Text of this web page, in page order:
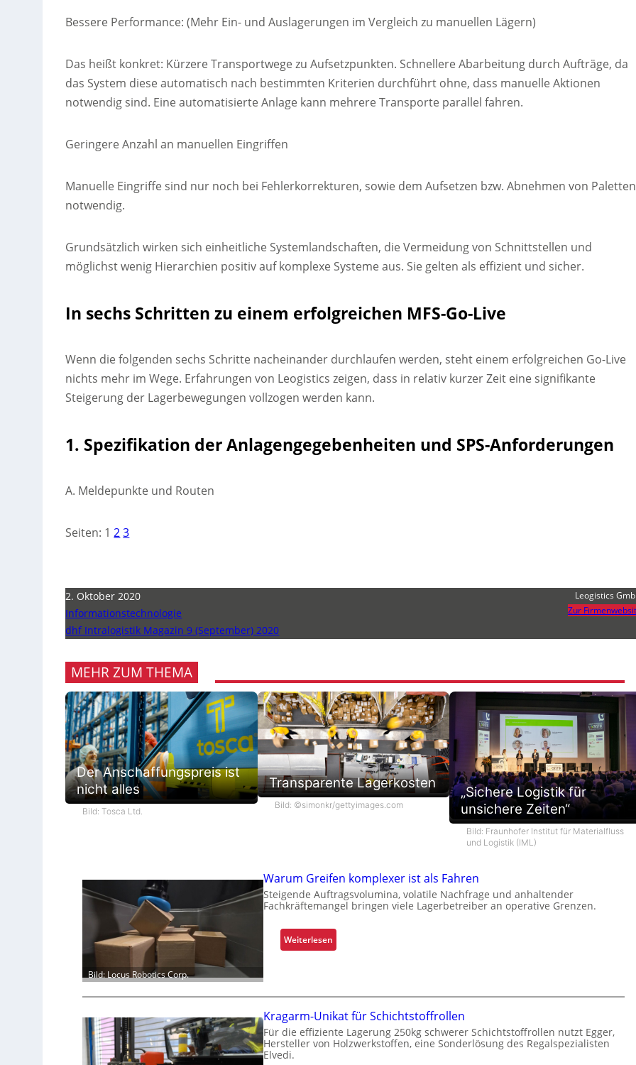
Bessere Performance: (Mehr Ein- und Auslagerungen im Vergleich zu manuellen Lägern)
Das heißt konkret: Kürzere Transportwege zu Aufsetzpunkten. Schnellere Abarbeitung durch Aufträge, da
das System diese automatisch nach bestimmten Kriterien durchführt ohne, dass manuelle Aktionen
notwendig sind. Eine automatisierte Anlage kann mehrere Transporte parallel fahren.
Geringere Anzahl an manuellen Eingriffen
Manuelle Eingriffe sind nur noch bei Fehlerkorrekturen, sowie dem Aufsetzen bzw. Abnehmen von Paletten
notwendig.
Grundsätzlich wirken sich einheitliche Systemlandschaften, die Vermeidung von Schnittstellen und
möglichst wenig Hierarchien positiv auf komplexe Systeme aus. Sie gelten als effizient und sicher.
In sechs Schritten zu einem erfolgreichen MFS-Go-Live
Wenn die folgenden sechs Schritte nacheinander durchlaufen werden, steht einem erfolgreichen Go-Live
nichts mehr im Wege. Erfahrungen von Leogistics zeigen, dass in relativ kurzer Zeit eine signifikante
Steigerung der Lagerbewegungen vollzogen werden kann.
1. Spezifikation der Anlagengegebenheiten und SPS-Anforderungen
A. Meldepunkte und Routen
Seiten: 1 23
2. Oktober 2020
Informationstechnologie
dhf Intralogistik Magazin 9 (September) 2020
Leogistics
Zur
MEHR ZUM THEMA
Der Anschaffungspreis ist
nicht alles
Bild: Tosca Ltd.
Transparente Lagerkosten
Bild: ©simonkr/gettyimages.com
„Sichere Logistik für
unsichere Zeiten“
Bild: Fraunhofer Institut für Materialfluss
und Logistik (IML)
Bild: Locus Robotics Corp.
Warum Greifen komplexer ist als Fahren
Steigende Auftragsvolumina, volatile Nachfrage und anhaltender
Fachkräftemangel bringen viele Lagerbetreiber an operative Grenzen.
Weiterlesen:
W
u
m
G
r
Kragarm-Unikat für Schichtstoffrollen
Für die effiziente Lagerung 250kg schwerer Schichtstoffrollen nutzt Egger,
Hersteller von Holzwerkstoffen, eine Sonderlösung des Regalspezialisten
Elvedi.